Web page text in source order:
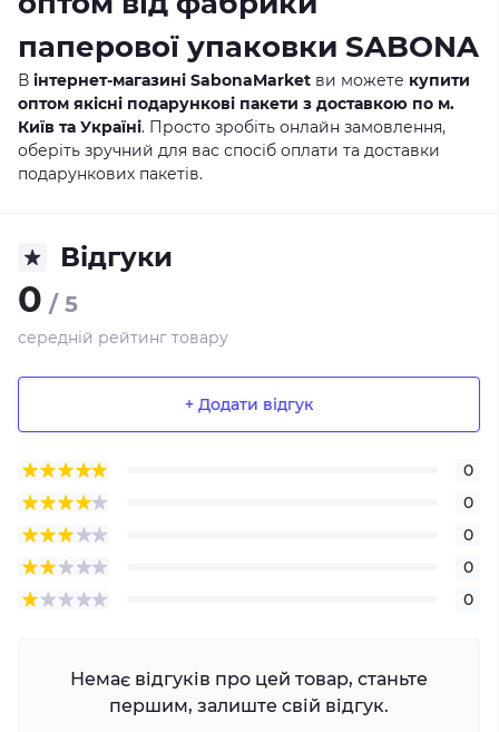
паперової упаковки SABONA
В інтернет-магазині SabonaMarket ви можете купити
оптом якісні подарункові пакети з доставкою по м.
Київ та Україні. Просто зробіть онлайн замовлення,
оберіть зручний для вас спосіб оплати та доставки
подарункових пакетів.
Відгуки
0 / 5
середній рейтинг товару
+ Додати відгук
0
0
0
0
0
Немає відгуків про цей товар, станьте
першим, залиште свій відгук.